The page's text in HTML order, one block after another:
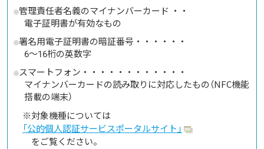
管理責任者名義のマイナンバーカード ・・
電子証明書が有効なもの
署名用電子証明書の暗証番号・・・・・・
6～16桁の英数字
スマートフォン・・・・・・・・・・・・
マイナンバーカードの読み取りに対応したもの（NFC機能
搭載の端末）
※対象機種については
「公的個人認証サービスポータルサイト」
をご覧ください。